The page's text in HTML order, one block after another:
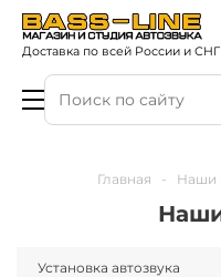
Доставка по всей России и СНГ
Главная - Наши
Установка автозвука